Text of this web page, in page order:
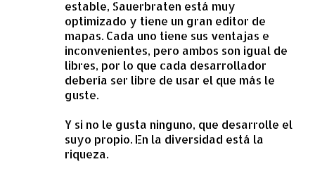
estable, Sauerbraten está muy
optimizado y tiene un gran editor de
mapas. Cada uno tiene sus ventajas e
inconvenientes, pero ambos son igual de
libres, por lo que cada desarrollador
debería ser libre de usar el que más le
guste.
Y si no le gusta ninguno, que desarrolle el
suyo propio. En la diversidad está la
riqueza.